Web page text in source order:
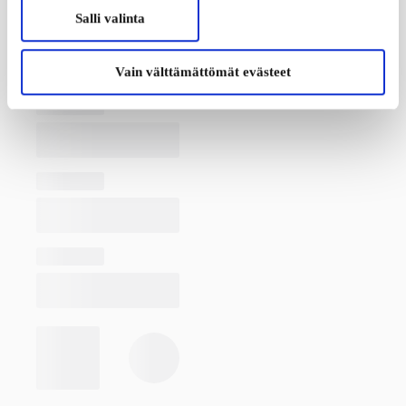
Salli valinta
Vain välttämättömät evästeet